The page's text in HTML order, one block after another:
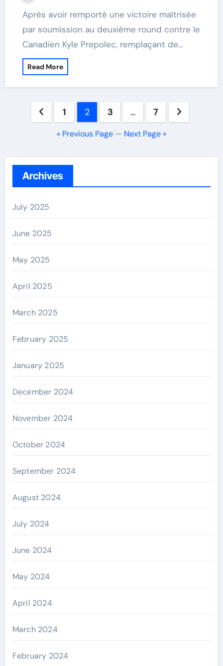
Après avoir remporté une victoire maîtrisée
par soumission au deuxième round contre le
Canadien Kyle Prepolec, remplaçant de…
Read More
Posts
navigation
1 2 3 … 7
« Previous Page — Next Page »
Archives
July 2025
June 2025
May 2025
April 2025
March 2025
February 2025
January 2025
December 2024
November 2024
October 2024
September 2024
August 2024
July 2024
June 2024
May 2024
April 2024
March 2024
February 2024